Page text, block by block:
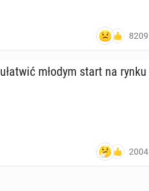
8209
młodym start na rynku
2004